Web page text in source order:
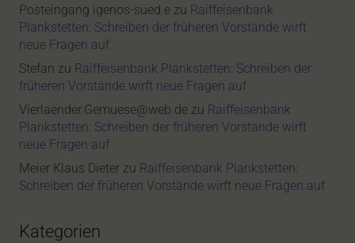
Posteingang igenos-sued.e zu Raiffeisenbank
Plankstetten: Schreiben der früheren Vorstände wirft
neue Fragen auf
Stefan zu Raiffeisenbank Plankstetten: Schreiben der
früheren Vorstände wirft neue Fragen auf
Vierlaender.Gemuese@web.de zu Raiffeisenbank
Plankstetten: Schreiben der früheren Vorstände wirft
neue Fragen auf
Meier Klaus Dieter zu Raiffeisenbank Plankstetten:
Schreiben der früheren Vorstände wirft neue Fragen auf
Kategorien